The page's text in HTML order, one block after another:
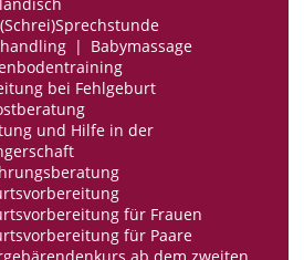
Babymassage
bei Fehlgeburt
und Hilfe in der
für Frauen
für Paare
ab dem zweiten